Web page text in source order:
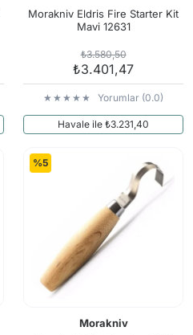
Morakniv Eldris Fire Starter Kit
Mavi 12631
₺3.580,50
₺3.401,47
Yorumlar (0.0)
Havale ile ₺3.231,40
%5
Morakniv